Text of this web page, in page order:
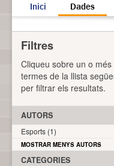
Inici Dades
Filtres
Cliqueu sobre un o més
termes de la llista
per filtrar els resultats.
AUTORS
Esports (1)
MOSTRAR MENYS AUTORS
CATEGORIES